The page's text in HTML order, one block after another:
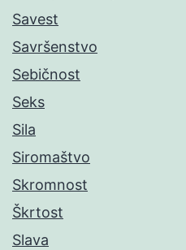
Savest
Savršenstvo
Sebičnost
Seks
Sila
Siromaštvo
Skromnost
Škrtost
Slava